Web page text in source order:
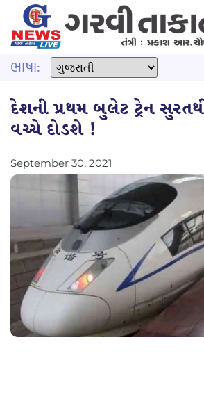
ભાષા:
દેશની પ્રથમ બુલેટ ટ્રેન
વચ્ચે દોડશે !
September 30, 2021